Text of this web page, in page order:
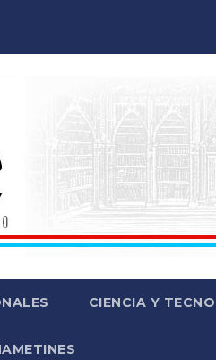
CIENCIA Y